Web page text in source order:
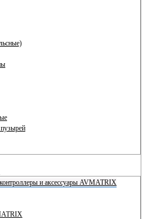
и аксессуары AVMATRIX